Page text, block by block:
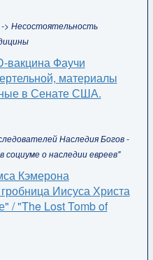
> Несостоятельность
вакцина Фаучи
материалы
в Сенате США.
Наследия Богов -
социуме о наследии евреев"
Кэмерона
Иисуса Христа
/ "The Lost Tomb of